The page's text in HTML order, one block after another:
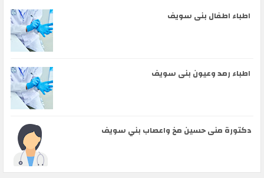
اطباء اطفال بنى سويف
اطباء رمد وعيون بنى سويف
دكتورة منى حسين مخ واعصاب بني سويف